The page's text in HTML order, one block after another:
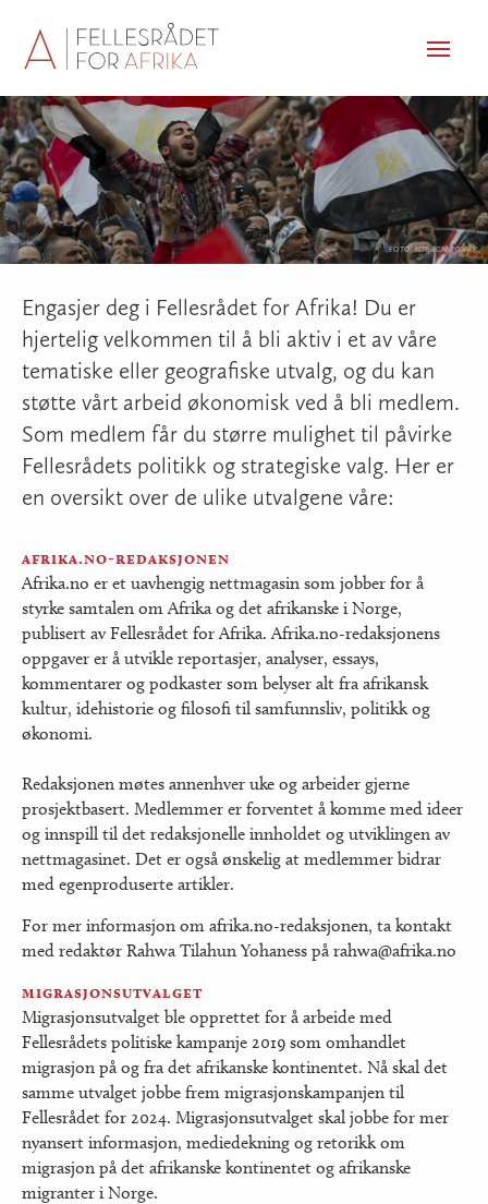
Meny
FOTO: NTB-SCANPIX-AFP
Engasjer deg i Fellesrådet for Afrika! Du er
hjertelig velkommen til å bli aktiv i et av våre
tematiske eller geografiske utvalg, og du kan
støtte vårt arbeid økonomisk ved å bli medlem.
Som medlem får du større mulighet til påvirke
Fellesrådets politikk og strategiske valg. Her er
en oversikt over de ulike utvalgene våre:
afrika.no-redaksjonen
Afrika.no er et uavhengig nettmagasin som jobber for å
styrke samtalen om Afrika og det afrikanske i Norge,
publisert av Fellesrådet for Afrika. Afrika.no-redaksjonens
oppgaver er å utvikle reportasjer, analyser, essays,
kommentarer og podkaster som belyser alt fra afrikansk
kultur, idehistorie og filosofi til samfunnsliv, politikk og
økonomi.
Redaksjonen møtes annenhver uke og arbeider gjerne
prosjektbasert. Medlemmer er forventet å komme med ideer
og innspill til det redaksjonelle innholdet og utviklingen av
nettmagasinet. Det er også ønskelig at medlemmer bidrar
med egenproduserte artikler.
For mer informasjon om afrika.no-redaksjonen, ta kontakt
med redaktør Rahwa Tilahun Yohaness på rahwa@afrika.no
migrasjonsutvalget
Migrasjonsutvalget ble opprettet for å arbeide med
Fellesrådets politiske kampanje 2019 som omhandlet
migrasjon på og fra det afrikanske kontinentet. Nå skal det
samme utvalget jobbe frem migrasjonskampanjen til
Fellesrådet for 2024. Migrasjonsutvalget skal jobbe for mer
nyansert informasjon, mediedekning og retorikk om
migrasjon på det afrikanske kontinentet og afrikanske
migranter i Norge.